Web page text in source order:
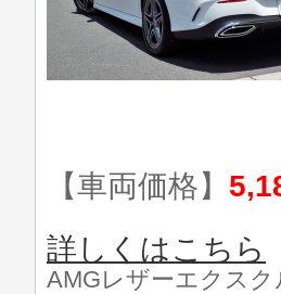
【車両価格】
詳しくはこちら
AMGレザーエクス